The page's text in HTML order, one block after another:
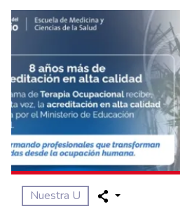
Nuestra U